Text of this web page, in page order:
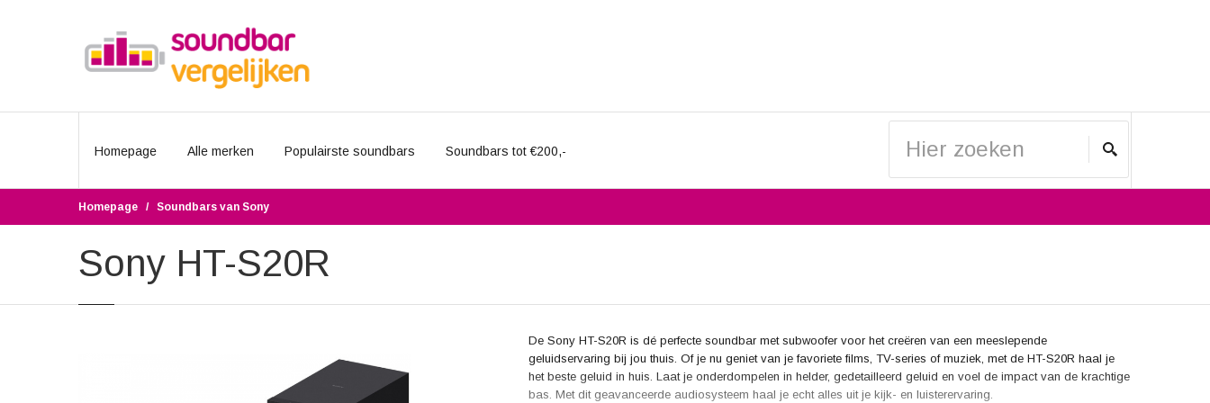
Homepage Alle merken Populairste soundbars Soundbars tot €200,-
Homepage Soundbars van Sony
Sony HT-S20R
De Sony HT-S20R is dé perfecte soundbar met subwoofer voor het creëren van een meeslepende
geluidservaring bij jou thuis. Of je nu geniet van je favoriete films, TV-series of muziek, met de HT-S20R haal je
het beste geluid in huis. Laat je onderdompelen in helder, gedetailleerd geluid en voel de impact van de krachtige
bas. Met dit geavanceerde audiosysteem haal je echt alles uit je kijk- en luisterervaring.